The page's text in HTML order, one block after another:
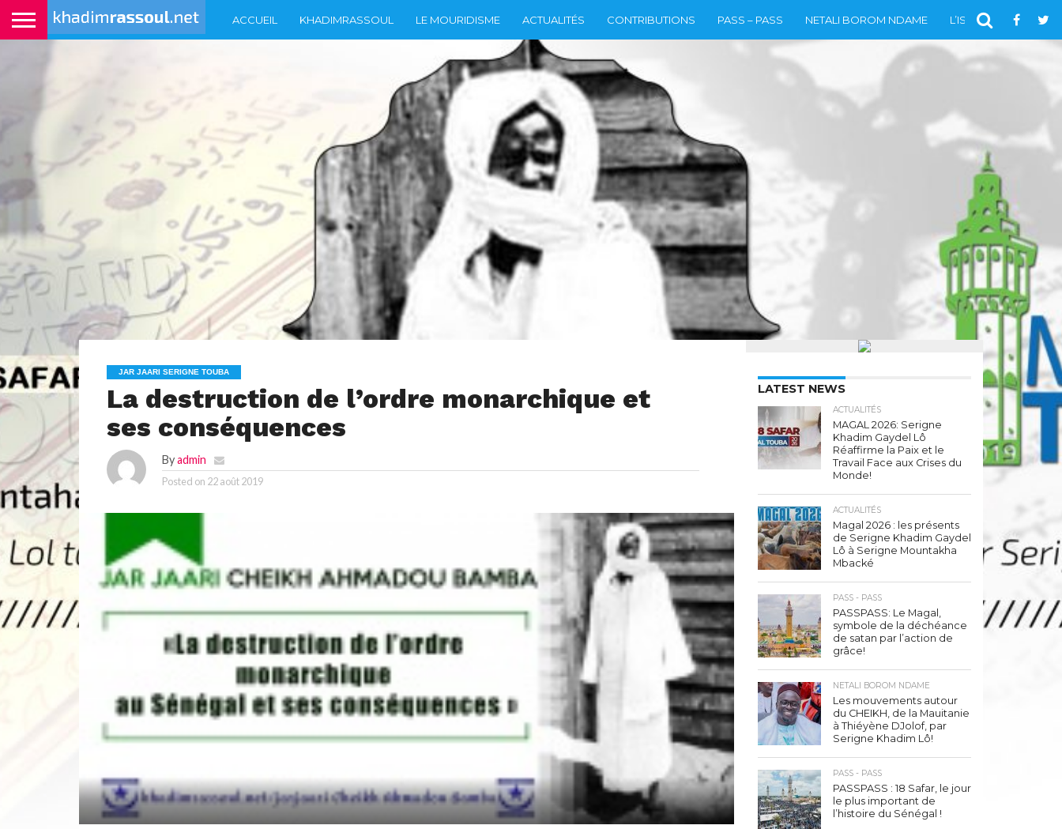
ACCUEIL KHADIMRASSOUL LE MOURIDISME ACTUALITÉS CONTRIBUTIONS PASS – PASS NETALI BOROM NDAME L’ISLAM VIDÉOS
JAR JAARI SERIGNE TOUBA
La destruction de l’ordre monarchique et
ses conséquences
Byadmin
Posted on 22 août 2019
LATEST NEWS
ACTUALITÉS
MAGAL 2026: Serigne
Khadim Gaydel Lô
Réaffirme la Paix et le
Travail Face aux Crises du
Monde!
ACTUALITÉS
Magal 2026 : les présents
de Serigne Khadim Gaydel
Lô à Serigne Mountakha
Mbacké
PASS - PASS
PASSPASS: Le Magal,
symbole de la déchéance
de satan par l’action de
grâce!
NETALI BOROM NDAME
Les mouvements autour
du CHEIKH, de la Mauitanie
à Thiéyène DJolof, par
Serigne Khadim Lô!
PASS - PASS
PASSPASS : 18 Safar, le jour
le plus important de
l’histoire du Sénégal !